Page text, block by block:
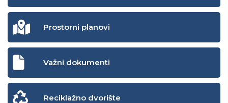
Prostorni planovi
Važni dokumenti
Reciklažno dvorište